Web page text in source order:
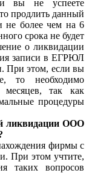
вы не успеете
продлить данный
не более чем на 6
срока не будет
о ликвидации
записи в ЕГРЮЛ
При этом, если вы
то необходимо
так как
процедуры
ликвидации ООО
фирмы с
При этом учтите,
таких вопросов